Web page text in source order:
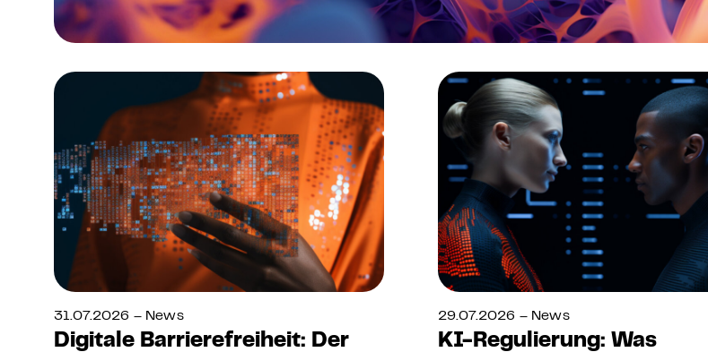
31.07.2026 – News
Digitale Barrierefreiheit: Der
29.07.2026 – News
KI-Regulierung: Was